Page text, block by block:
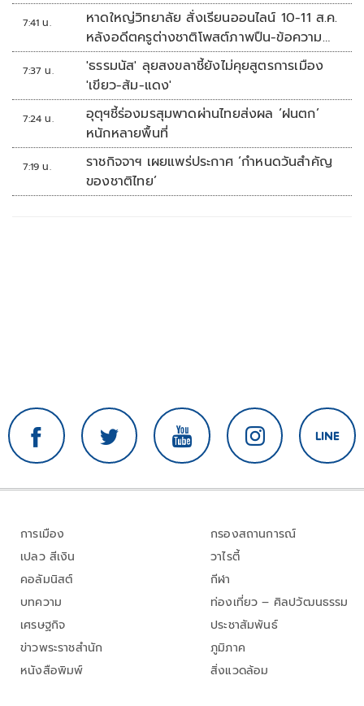
7:41 น.
หาดใหญ่วิทยาลัย สั่งเรียนออนไลน์ 10-11 ส.ค.
หลังอดีตครูต่างชาติโพสต์ภาพปืน-ข้อความ
ข่มขู่
7:37 น.
'ธรรมนัส' ลุยสงขลาชี้ยังไม่คุยสูตรการเมือง
'เขียว-ส้ม-แดง'
7:24 น.
อุตุฯชี้ร่องมรสุมพาดผ่านไทยส่งผล ‘ฝนตก’
หนักหลายพื้นที่
7:19 น.
ราชกิจจาฯ เผยแพร่ประกาศ ‘กำหนดวันสำคัญ
ของชาติไทย’
การเมือง
เปลว สีเงิน
คอลัมนิสต์
บทความ
เศรษฐกิจ
ข่าวพระราชสำนัก
หนังสือพิมพ์
กรองสถานการณ์
วาไรตี้
กีฬา
ท่องเที่ยว – ศิลปวัฒนธรรม
ประชาสัมพันธ์
ภูมิภาค
สิ่งแวดล้อม